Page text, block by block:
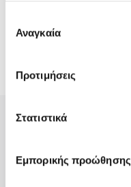
των υπηρεσιών τους.
συγκατάθεσης
Αναγκαία
Προτιμήσεις
Στατιστικά
Εμπορικής προώθησης